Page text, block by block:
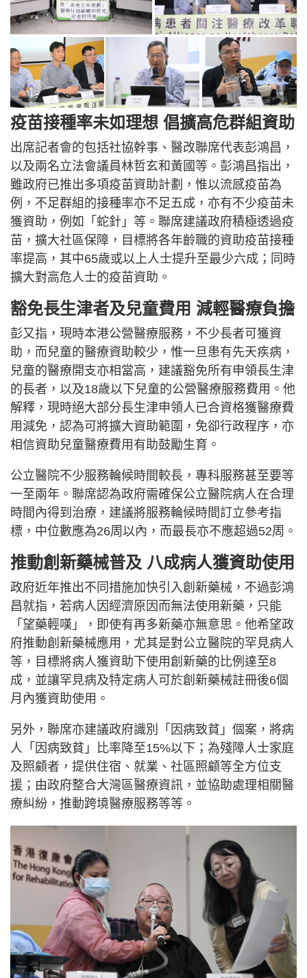
疫苗接種率未如理想 倡擴高危群組資助
出席記者會的包括社協幹事、醫改聯席代表彭鴻昌，
以及兩名立法會議員林哲玄和黃國等。彭鴻昌指出，
雖政府已推出多項疫苗資助計劃，惟以流感疫苗為
例，不足群組的接種率亦不足五成，亦有不少疫苗未
獲資助，例如「蛇針」等。聯席建議政府積極透過疫
苗，擴大社區保障，目標將各年齡職的資助疫苗接種
率提高，其中65歲或以上人士提升至最少六成；同時
擴大對高危人士的疫苗資助。
豁免長生津者及兒童費用 減輕醫療負擔
彭又指，現時本港公營醫療服務，不少長者可獲資
助，而兒童的醫療資助較少，惟一旦患有先天疾病，
兒童的醫療開支亦相當高，建議豁免所有申領長生津
的長者，以及18歲以下兒童的公營醫療服務費用。他
解釋，現時絕大部分長生津申領人已合資格獲醫療費
用減免，認為可將擴大資助範圍，免卻行政程序，亦
相信資助兒童醫療費用有助鼓勵生育。
公立醫院不少服務輪候時間較長，專科服務甚至要等
一至兩年。聯席認為政府需確保公立醫院病人在合理
時間內得到治療，建議將服務輪候時間訂立參考指
標，中位數應為26周以內，而最長亦不應超過52周。
推動創新藥械普及 八成病人獲資助使用
政府近年推出不同措施加快引入創新藥械，不過彭鴻
昌就指，若病人因經濟原因而無法使用新藥，只能
「望藥輕嘆」，即使有再多新藥亦無意思。他希望政
府推動創新藥械應用，尤其是對公立醫院的罕見病人
等，目標將病人獲資助下使用創新藥的比例達至8
成，並讓罕見病及特定病人可於創新藥械註冊後6個
月內獲資助使用。
另外，聯席亦建議政府識別「因病致貧」個案，將病
人「因病致貧」比率降至15%以下；為殘障人士家庭
及照顧者，提供住宿、就業、社區照顧等全方位支
援；由政府整合大灣區醫療資訊，並協助處理相關醫
療糾紛，推動跨境醫療服務等等。